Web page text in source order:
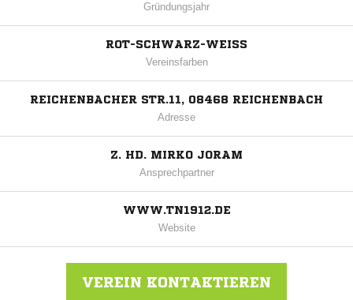
Gründungsjahr
ROT-SCHWARZ-WEISS
Vereinsfarben
REICHENBACHER STR.11, 08468 REICHENBACH
Adresse
Z. HD. MIRKO JORAM
Ansprechpartner
WWW.TN1912.DE
Website
VEREIN KONTAKTIEREN